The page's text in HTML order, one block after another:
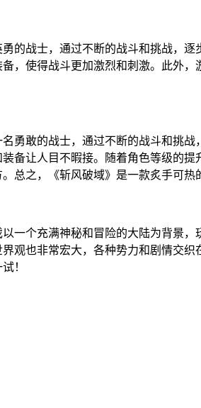
的战士，通过不断的战斗和挑战，
，使得战斗更加激烈和刺激。此外
敢的战士，通过不断的战斗和挑战
备让人目不暇接。随着角色等级的
总之，《斩风破域》是一款炙手可热
一个充满神秘和冒险的大陆为背景
观也非常宏大，各种势力和剧情交
！